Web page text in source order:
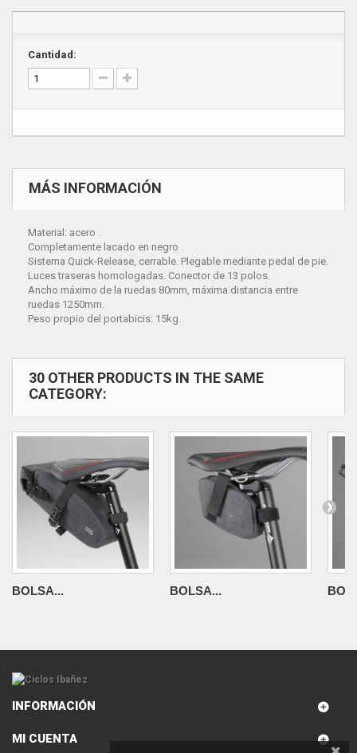
Cantidad:
MÁS INFORMACIÓN
Material: acero .
Completamente lacado en negro .
Sistema Quick-Release, cerrable. Plegable mediante pedal de pie.
Luces traseras homologadas. Conector de 13 polos.
Ancho máximo de la ruedas 80mm, máxima distancia entre
ruedas 1250mm.
Peso propio del portabicis: 15kg.
30 OTHER PRODUCTS IN THE SAME
CATEGORY:
BOLSA... BOLSA...
INFORMACIÓN
MI CUENTA